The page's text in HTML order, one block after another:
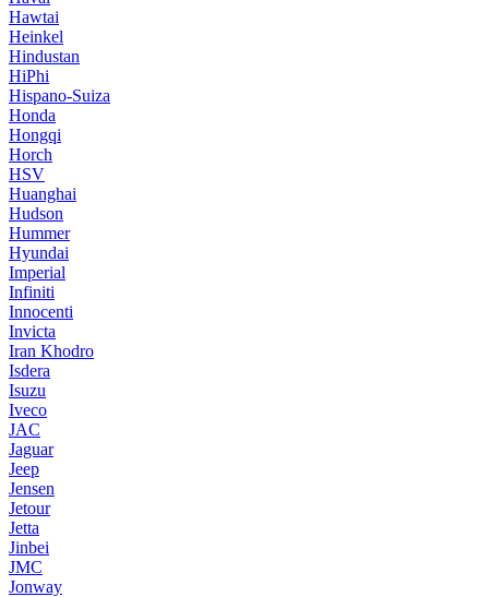
Hawtai
Heinkel
Hindustan
HiPhi
Hispano-Suiza
Honda
Hongqi
Horch
HSV
Huanghai
Hudson
Hummer
Hyundai
Imperial
Infiniti
Innocenti
Invicta
Iran Khodro
Isdera
Isuzu
Iveco
JAC
Jaguar
Jeep
Jensen
Jetour
Jetta
Jinbei
JMC
Jonway